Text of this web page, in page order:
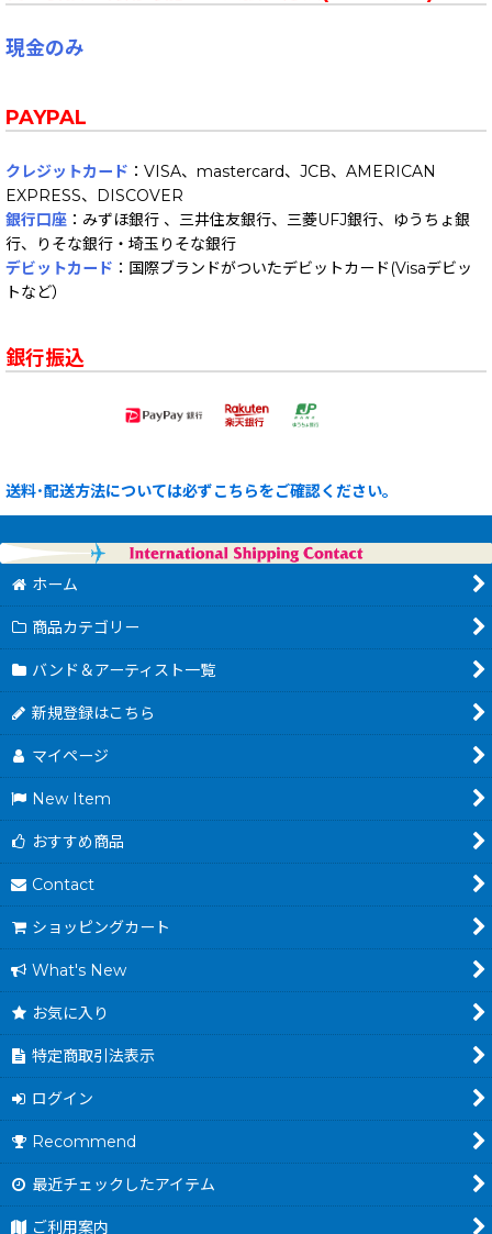
現金のみ
PAYPAL
クレジットカード ：VISA、mastercard、JCB、AMERICAN
EXPRESS、DISCOVER
銀行口座 ：みずほ銀行 、三井住友銀行、三菱UFJ銀行、ゆうちょ銀
行、りそな銀行・埼玉りそな銀行
デビットカード ：国際ブランドがついたデビットカード(Visaデビッ
トなど）
銀行振込
送料･配送方法については必ずこちらをご確認ください。
ホーム
商品カテゴリー
バンド＆アーティスト一覧
新規登録はこちら
マイページ
New Item
おすすめ商品
Contact
ショッピングカート
What's New
お気に入り
特定商取引法表示
ログイン
Recommend
最近チェックしたアイテム
ご利用案内